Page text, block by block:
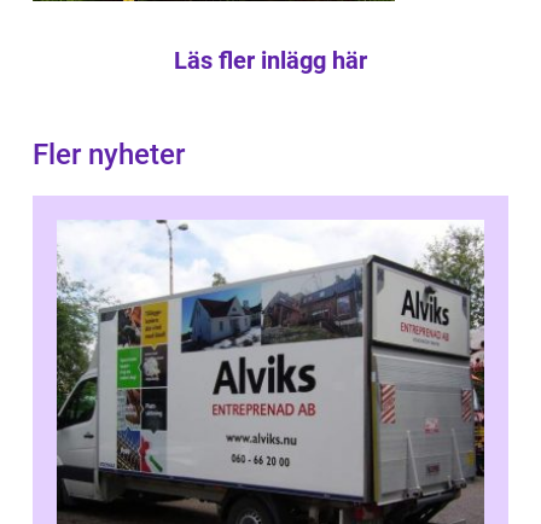
Läs fler inlägg här
Fler nyheter